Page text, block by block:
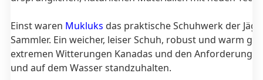
Einst waren Mukluks das praktische Schuhwerk der
Sammler. Ein weicher, leiser Schuh, robust und warm
extremen Witterungen Kanadas und den
und auf dem Wasser standzuhalten.